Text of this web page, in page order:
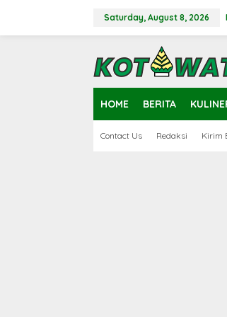
Saturday, August 8, 2026
HOME BERITA
Contact Us Redaksi Kirim